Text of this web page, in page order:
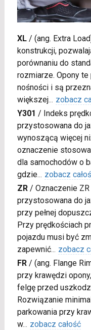
XL/ (ang. Extra
konstrukcji,
porównaniu do
rozmiarze. Opony
nośności i są
większej... zobacz
Y301 / Indeks
przystosowana do
wynoszącą więcej
oznaczenie
dla samochodów o
gdzie... zobacz
ZR/ Oznaczenie
przystosowana do
przy pełnej
Przy prędkościach
pojazdu musi być
zapewnić... zobacz
FR/ (ang. Flange
przy krawędzi
felgę przed
Rozwiązanie
parkowania przy
w... zobacz całość